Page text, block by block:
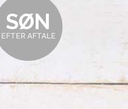
SØN
EFTER AFTALE